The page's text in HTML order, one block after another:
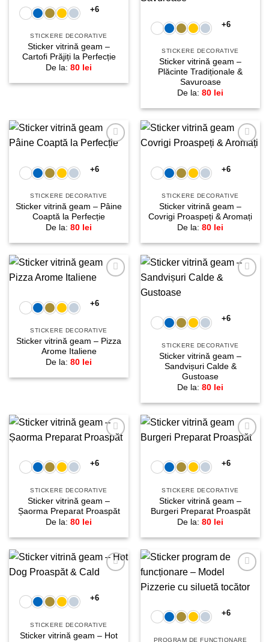
favorite!
+6
STICKERE DECORATIVE
Sticker vitrină geam –
Cartofi Prăjiți la Perfecție
De la: 80 lei
+6
STICKERE DECORATIVE
Sticker vitrină geam –
Plăcinte Tradiționale &
Savuroase
De la: 80 lei
favorite!
+6
STICKERE DECORATIVE
Sticker vitrină geam – Pâine
Coaptă la Perfecție
De la: 80 lei
favorite!
+6
STICKERE DECORATIVE
Sticker vitrină geam –
Covrigi Proaspeți & Aromați
De la: 80 lei
favorite!
+6
STICKERE DECORATIVE
Sticker vitrină geam – Pizza
Arome Italiene
De la: 80 lei
+6
STICKERE DECORATIVE
Sticker vitrină geam –
Sandvișuri Calde &
Gustoase
De la: 80 lei
favorite!
+6
STICKERE DECORATIVE
Sticker vitrină geam –
Șaorma Preparat Proaspăt
De la: 80 lei
favorite!
+6
STICKERE DECORATIVE
Sticker vitrină geam –
Burgeri Preparat Proaspăt
De la: 80 lei
favorite!
+6
STICKERE DECORATIVE
Sticker vitrină geam – Hot
la
+6
PROGRAM DE FUNCȚIONARE